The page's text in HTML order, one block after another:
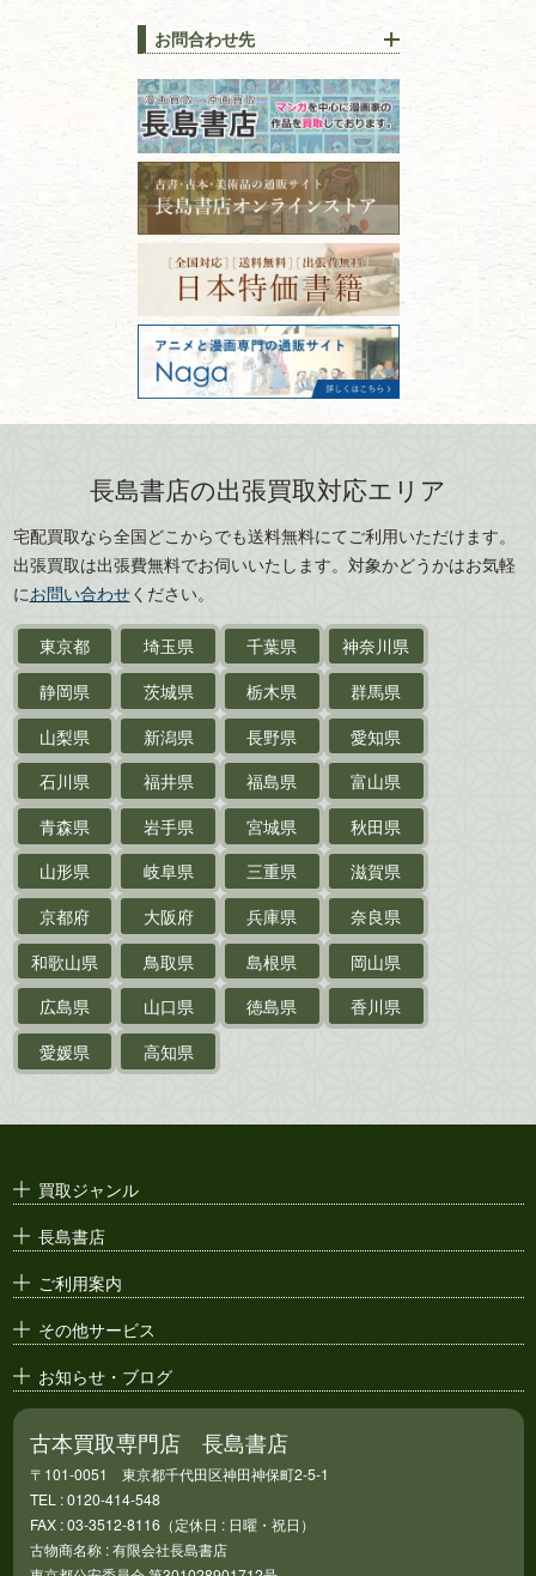
趣味・教養
書道
拓本・法帖・碑帖
篆刻・印譜
書道具
美術書・アート本・
デザイン本
カメラ・撮影術
版画・リトグラフ・
刀剣・鎧・ 甲冑
武道書・武術書
近代文学・
サイン色紙
作家草稿・原稿・肉筆物
探偵小説・推理小説
乗物
鉄道・
電車・バス
戦前・戦中の紙物・資料
絵葉書
支那・満洲・朝鮮・
台湾関係古資料
ポスター・チラシ・
古本を高く売る方法！買取で
上手な売り方のコツを解説
古本の保管方法と劣化する原
因！適切な管理で長持ちさせ
るコツ
古本は汚れていると買取でき
ない？適切な保管方法とクリ
ーニング！
ISBNコードとは？書籍の識別
番号の意味と役割を解説
価値ある古書を売るポイント
と注意点
山梨県
新潟県
長野県
愛知県
石川県
福井県
福島県
富山県
青森県
岩手県
宮城県
秋田県
山形県
岐阜県
三重県
滋賀県
京都府
大阪府
兵庫県
奈良県
島根県
岡山県
徳島県
香川県
愛媛県
お問合わせ先
古本買取専門店 長島書店
〒101-0051
東京都千代田区神田神保町2-5-1
フリーダイヤル：0120-414-548
電話：03-3512-8115
FAX：03-3512-8116
古物商許可：東京都公安委員会 第
301028901712号
古物商名称：有限会社長島書店
長島書店の出張買取対応エリア
宅配買取なら全国どこからでも送料無料にてご利用いただけます。
出張買取は出張費無料でお伺いいたします。対象かどうかはお気軽
にお問い合わせください。
東京都 埼玉県 千葉県
神奈川県
静岡県
茨城県 栃木県
群馬県
山梨県
新潟県 長野県
愛知県
石川県
福井県 福島県
富山県
青森県
岩手県 宮城県
秋田県
山形県
岐阜県 三重県
滋賀県
京都府
大阪府 兵庫県
奈良県
和歌山県
鳥取県 島根県
岡山県
広島県
山口県 徳島県
香川県
愛媛県
高知県
買取ジャンル
長島書店
ご利用案内
その他サービス
お知らせ・ブログ
古本買取専門店 長島書店
〒101-0051 東京都千代田区神田神保町2-5-1
TEL : 0120-414-548
FAX : 03-3512-8116（定休日 : 日曜・祝日）
古物商名称 : 有限会社長島書店